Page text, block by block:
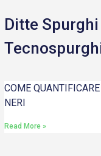
Ditte
COME
NERI
Read More »